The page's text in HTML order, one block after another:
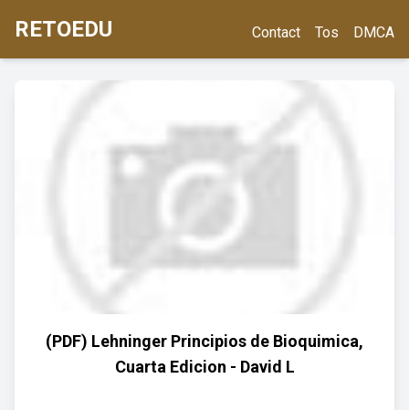
RETOEDU Contact Tos DMCA
(PDF) Lehninger Principios de Bioquimica,
Cuarta Edicion - David L